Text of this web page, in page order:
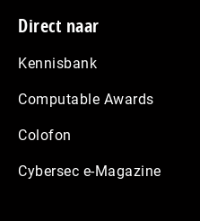
Footer
Direct naar
Kennisbank
Computable Awards
Colofon
Cybersec e-Magazine